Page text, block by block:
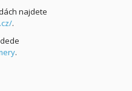
najdete
.
.